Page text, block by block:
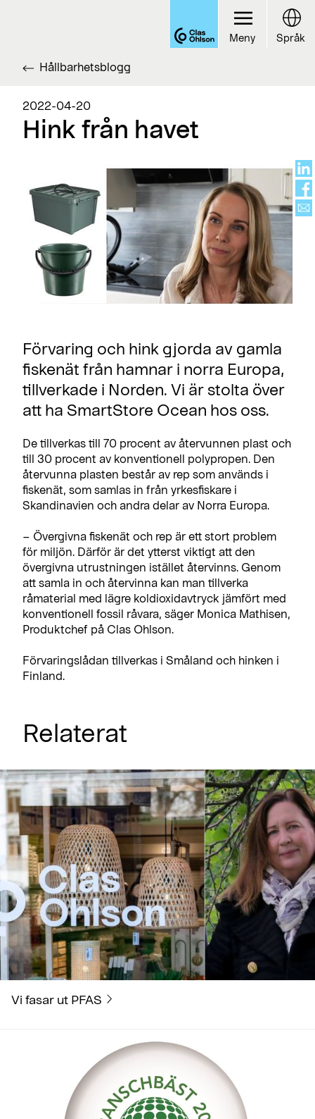
Hållbarhetsblogg
2022-04-20
Hink från havet
Förvaring och hink gjorda av gamla
fiskenät från hamnar i norra Europa,
tillverkade i Norden. Vi är stolta över
att ha SmartStore Ocean hos oss.
De tillverkas till 70 procent av återvunnen plast och
till 30 procent av konventionell polypropen. Den
återvunna plasten består av rep som används i
fiskenät, som samlas in från yrkesfiskare i
Skandinavien och andra delar av Norra Europa.
– Övergivna fiskenät och rep är ett stort problem
för miljön. Därför är det ytterst viktigt att den
övergivna utrustningen istället återvinns. Genom
att samla in och återvinna kan man tillverka
råmaterial med lägre koldioxidavtryck jämfört med
konventionell fossil råvara, säger Monica Mathisen,
Produktchef på Clas Ohlson.
Förvaringslådan tillverkas i Småland och hinken i
Finland.
Relaterat
Vi fasar ut PFAS
Meny Språk